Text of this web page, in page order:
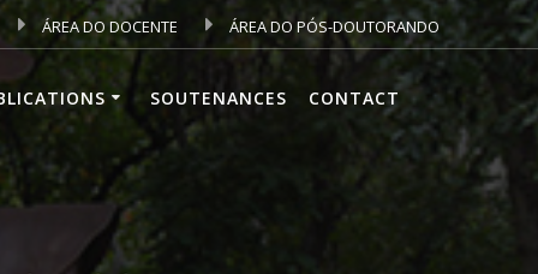
ÁREA DO DOCENTE ÁREA DO PÓS-DOUTORANDO
SOUTENANCES CONTACT